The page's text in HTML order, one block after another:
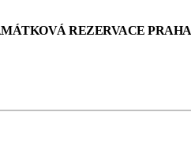
REZERVACE PRAHA